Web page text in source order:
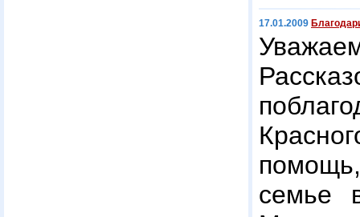
17.01.2009
семье